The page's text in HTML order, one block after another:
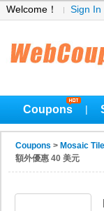
Welcome！ Sign In
Coupons
Coupons > Mosaic
額外優惠 40 美元